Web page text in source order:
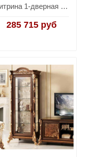
Витрина 1-дверная Arredo Classic Melodia
285 715 руб